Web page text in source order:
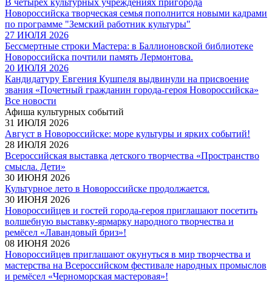
Новороссийска творческая семья пополнится новыми кадрами
по программе "Земский работник культуры"
27 ИЮЛЯ 2026
Бессмертные строки Мастера: в Баллионовской библиотеке
Новороссийска почтили память Лермонтова.
20 ИЮЛЯ 2026
Кандидатуру Евгения Кушпеля выдвинули на присвоение
звания «Почетный гражданин города-героя Новороссийска»
Все новости
Афиша культурных событий
31 ИЮЛЯ 2026
Август в Новороссийске: море культуры и ярких событий!
28 ИЮЛЯ 2026
Всероссийская выставка детского творчества «Пространство
смысла. Дети»
30 ИЮНЯ 2026
Культурное лето в Новороссийске продолжается.
30 ИЮНЯ 2026
Новороссийцев и гостей города-героя приглашают посетить
волшебную выставку-ярмарку народного творчества и
ремёсел «Лавандовый бриз»!
08 ИЮНЯ 2026
Новороссийцев приглашают окунуться в мир творчества и
мастерства на Всероссийском фестивале народных промыслов
и ремёсел «Черноморская мастеровая»!